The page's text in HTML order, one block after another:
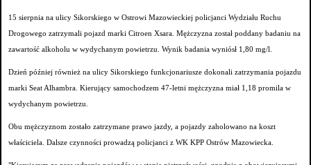
15 sierpnia na ulicy Sikorskiego w Ostrowi Mazowieckiej policjanci Wydziału Ruchu
Drogowego zatrzymali pojazd marki Citroen Xsara. Mężczyzna został poddany badaniu na
zawartość alkoholu w wydychanym powietrzu. Wynik badania wyniósł 1,80 mg/l.
Dzień później również na ulicy Sikorskiego funkcjonariusze dokonali zatrzymania pojazdu
marki Seat Alhambra. Kierujący samochodzem 47-letni mężczyzna miał 1,18 promila w
wydychanym powietrzu.
Obu mężczyznom zostało zatrzymane prawo jazdy, a pojazdy zaholowano na koszt
właściciela. Dalsze czynności prowadzą policjanci z WK KPP Ostrów Mazowiecka.